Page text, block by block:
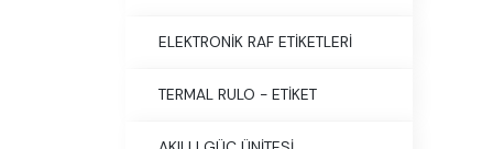
ELEKTRONİK RAF ETİKETLERİ
TERMAL RULO - ETİKET